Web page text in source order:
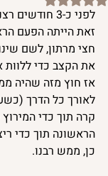
לפני כ-3
זאת הייתה הפעם
חצי מרתון, לשם
את הקצב כדי ללוות
אז חוץ מזה שהיה
לאורך כל הדרך
קרה תוך כדי
הראשונה תוך כדי
כן, ממש רבנו.